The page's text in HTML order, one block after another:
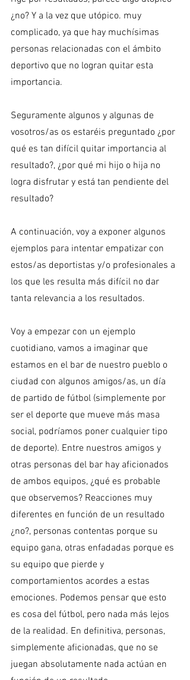
¿no? Y a la vez que utópico. muy
complicado, ya que hay muchísimas
personas relacionadas con el ámbito
deportivo que no logran quitar esta
importancia.
Seguramente algunos y algunas de
vosotros/as os estaréis preguntado ¿por
qué es tan difícil quitar importancia al
resultado?, ¿por qué mi hijo o hija no
logra disfrutar y está tan pendiente del
resultado?
A continuación, voy a exponer algunos
ejemplos para intentar empatizar con
estos/as deportistas y/o profesionales a
los que les resulta más difícil no dar
tanta relevancia a los resultados.
Voy a empezar con un ejemplo
cuotidiano, vamos a imaginar que
estamos en el bar de nuestro pueblo o
ciudad con algunos amigos/as, un día
de partido de fútbol (simplemente por
ser el deporte que mueve más masa
social, podríamos poner cualquier tipo
de deporte). Entre nuestros amigos y
otras personas del bar hay aficionados
de ambos equipos, ¿qué es probable
que observemos? Reacciones muy
diferentes en función de un resultado
¿no?, personas contentas porque su
equipo gana, otras enfadadas porque es
su equipo que pierde y
comportamientos acordes a estas
emociones. Podemos pensar que esto
es cosa del fútbol, pero nada más lejos
de la realidad. En definitiva, personas,
simplemente aficionadas, que no se
juegan absolutamente nada actúan en